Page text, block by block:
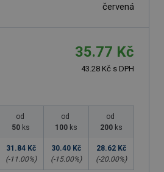
červená
35.77 Kč
43.28 Kč s DPH
od
50 ks
31.84 Kč
(-11.00%)
od
100 ks
30.40 Kč
(-15.00%)
od
200 ks
28.62 Kč
(-20.00%)